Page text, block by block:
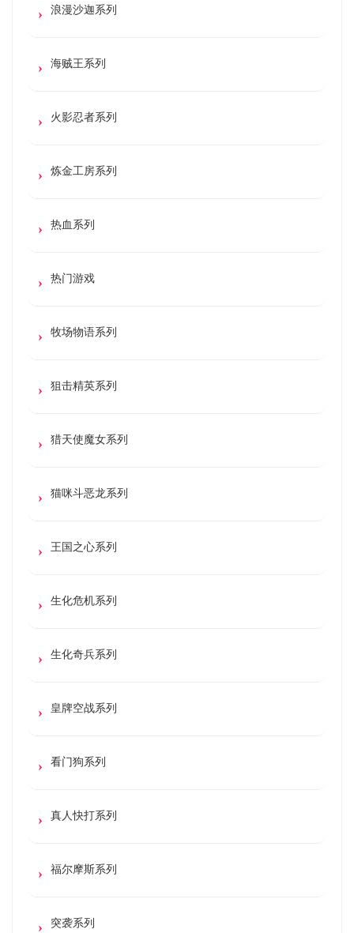
浪漫沙迦系列
海贼王系列
火影忍者系列
炼金工房系列
热血系列
热门游戏
牧场物语系列
狙击精英系列
猎天使魔女系列
猫咪斗恶龙系列
王国之心系列
生化危机系列
生化奇兵系列
皇牌空战系列
看门狗系列
真人快打系列
福尔摩斯系列
突袭系列